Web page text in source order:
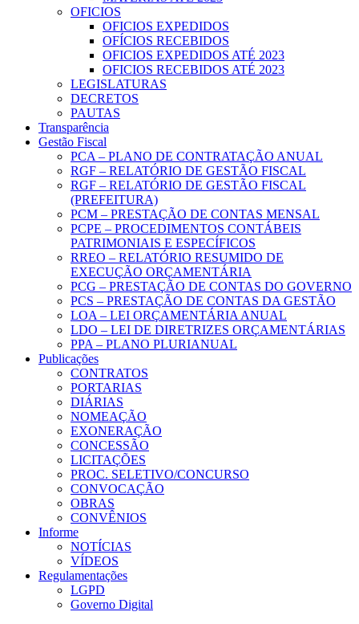
OFICIOS
OFICIOS EXPEDIDOS
OFÍCIOS RECEBIDOS
OFICIOS EXPEDIDOS ATÉ 2023
OFICIOS RECEBIDOS ATÉ 2023
LEGISLATURAS
DECRETOS
PAUTAS
Transparência
Gestão Fiscal
PCA – PLANO DE CONTRATAÇÃO ANUAL
RGF – RELATÓRIO DE GESTÃO FISCAL
RGF – RELATÓRIO DE GESTÃO FISCAL
(PREFEITURA)
PCM – PRESTAÇÃO DE CONTAS MENSAL
PCPE – PROCEDIMENTOS CONTÁBEIS
PATRIMONIAIS E ESPECÍFICOS
RREO – RELATÓRIO RESUMIDO DE
EXECUÇÃO ORÇAMENTÁRIA
PCG – PRESTAÇÃO DE CONTAS DO GOVERNO
PCS – PRESTAÇÃO DE CONTAS DA GESTÃO
LOA – LEI ORÇAMENTÁRIA ANUAL
LDO – LEI DE DIRETRIZES ORÇAMENTÁRIAS
PPA – PLANO PLURIANUAL
Publicações
CONTRATOS
PORTARIAS
DIÁRIAS
NOMEAÇÃO
EXONERAÇÃO
CONCESSÃO
LICITAÇÕES
PROC. SELETIVO/CONCURSO
CONVOCAÇÃO
OBRAS
CONVÊNIOS
Informe
NOTÍCIAS
VÍDEOS
Regulamentações
LGPD
Governo Digital